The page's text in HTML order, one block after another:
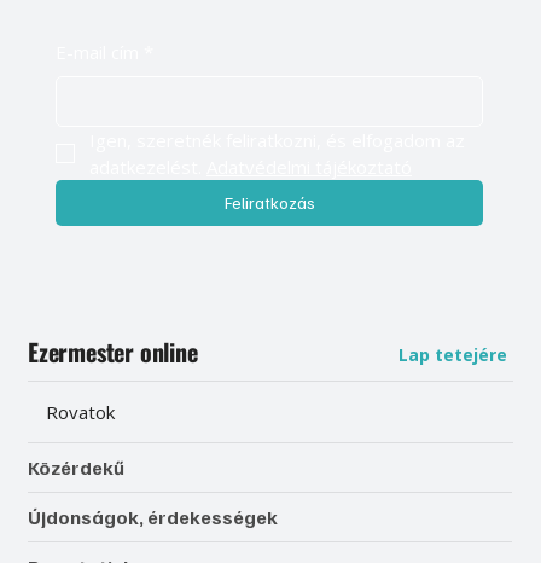
Feliratkozás
Ezermester online Lap tetejére
Rovatok
Közérdekű
Újdonságok, érdekességek